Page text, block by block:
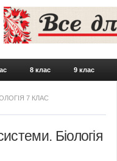
Skip to content
8 клас 9 клас
7 КЛАС
Біологія